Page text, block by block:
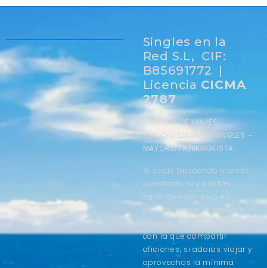
Singles en la
Red S.L, CIF:
B85691772 |
Licencia CICMA
2787
AGENCIA DE VIAJES
ESPECIALIZADA EN SINGLES –
MAYORISTA/MINORISTA
Si estás buscando nuevas
aventuras, si ya estás
harto de estar solo en
casa, si lo que te apetece
es conocer gente nueva
con la que compartir
aficiones, si adoras viajar y
aprovechas la mínima